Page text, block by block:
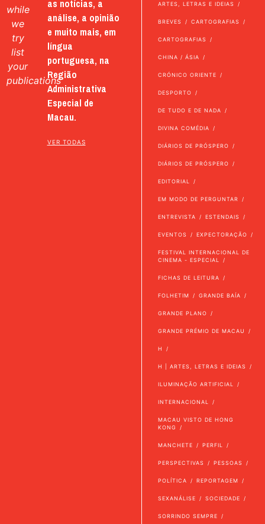
while
we
try
list
your
publications
as notícias, a
análise, a opinião
e muito mais, em
língua
portuguesa, na
Região
Administrativa
Especial de
Macau.
VER TODAS
ARTES, LETRAS E IDEIAS
BREVES CARTOGRAFIAS
CARTOGRAFIAS
CHINA / ÁSIA
CRÓNICO ORIENTE
DESPORTO
DE TUDO E DE NADA
DIVINA COMÉDIA
DIÁRIOS DE PRÓSPERO
DIÁRIOS DE PRÓSPERO
EDITORIAL
EM MODO DE PERGUNTAR
ENTREVISTA ESTENDAIS
EVENTOS EXPECTORAÇÃO
FESTIVAL INTERNACIONAL DE
CINEMA - ESPECIAL
FICHAS DE LEITURA
FOLHETIM GRANDE BAÍA
GRANDE PLANO
GRANDE PRÉMIO DE MACAU
H
H | ARTES, LETRAS E IDEIAS
ILUMINAÇÃO ARTIFICIAL
INTERNACIONAL
MACAU VISTO DE HONG
KONG
MANCHETE PERFIL
PERSPECTIVAS PESSOAS
POLÍTICA REPORTAGEM
SEXANÁLISE SOCIEDADE
SORRINDO SEMPRE